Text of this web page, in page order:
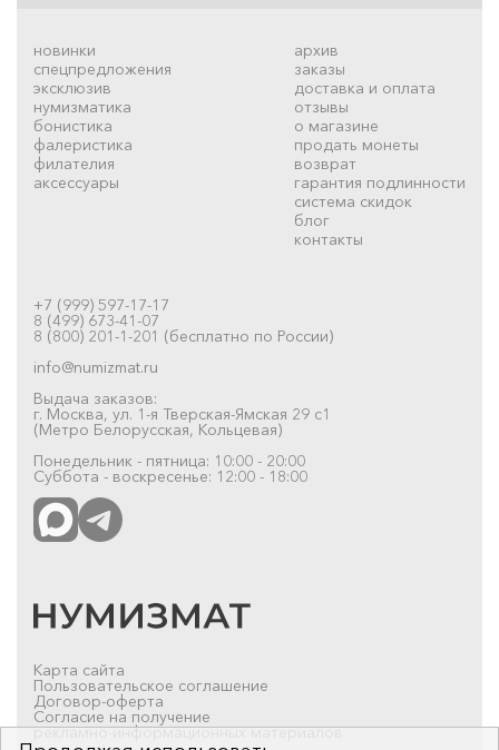
новинки
спецпредложения
эксклюзив
нумизматика
бонистика
фалеристика
филателия
аксессуары
архив
заказы
доставка и оплата
отзывы
о магазине
продать монеты
возврат
гарантия подлинности
система скидок
блог
контакты
+7 (999) 597-17-17
8 (499) 673-41-07
8 (800) 201-1-201 (бесплатно по России)
info@numizmat.ru
Выдача заказов:
г. Москва, ул. 1-я Тверская-Ямская 29 с1
(Метро Белорусская, Кольцевая)
Понедельник - пятница: 10:00 - 20:00
Суббота - воскресенье: 12:00 - 18:00
Карта сайта
Пользовательское соглашение
Договор-оферта
Согласие на получение
рекламно-информационных материалов